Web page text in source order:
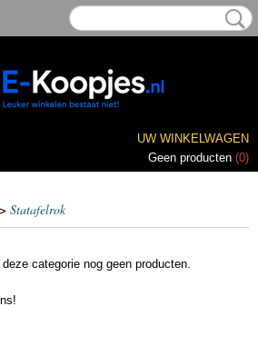
UW WINKELWAGEN
Geen producten (0)
> Statafelrok
categorie nog geen producten.